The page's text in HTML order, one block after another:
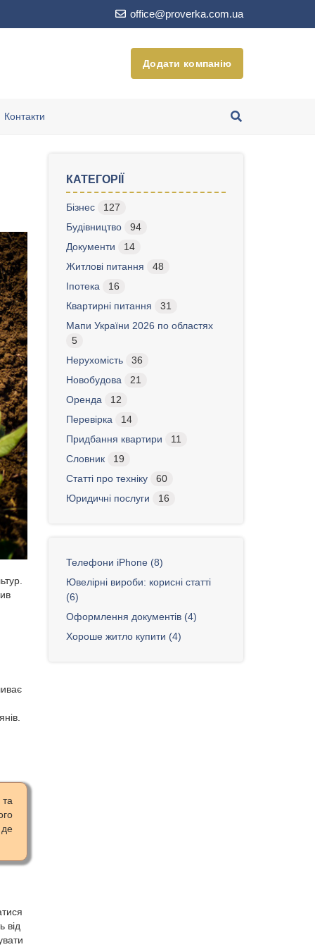
office@proverka.com.ua
Додати компанію
Контакти
від
КАТЕГОРІЇ
Бізнес
127
Будівництво
94
Документи
14
Житлові питання
48
Іпотека
16
Квартирні питання
31
Мапи України 2026 по областях
5
Нерухомість
36
Новобудова
21
Оренда
12
Перевірка
14
Придбання квартири
11
Словник
19
Статті про техніку
60
Юридичні послуги
16
Телефони iPhone (8)
Ювелірні вироби: корисні статті
(6)
Оформлення документів (4)
Хороше житло купити (4)